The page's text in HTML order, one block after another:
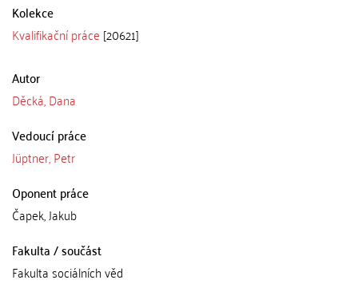
Kolekce
Kvalifikační práce [20621]
Autor
Děcká, Dana
Vedoucí práce
Jüptner, Petr
Oponent práce
Čapek, Jakub
Fakulta / součást
Fakulta sociálních věd